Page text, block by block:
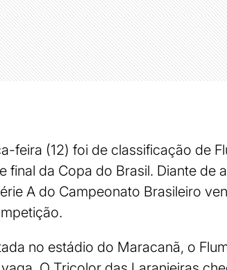
feira (12) foi de classificação de
final da Copa do Brasil. Diante de
A do Campeonato Brasileiro
no estádio do Maracanã, o